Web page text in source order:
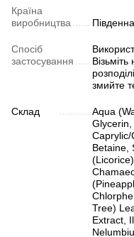
Країна
виробництва
Спосіб
застосування
Візьміть
змийте
Склад
Aqua
Caprylic/
Betaine,
Tree)
Extract,